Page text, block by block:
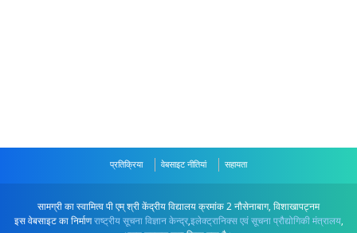
प्रतिक्रिया वेबसाइट नीतियां सहायता
सामग्री का स्वामित्व पी एम् श्री केंद्रीय विद्यालय क्रमांक 2 नौसेनाबाग, विशाखापट्नम
इस वेबसाइट का निर्माणराष्ट्रीय सूचना विज्ञान केन्द्र,इलेक्ट्रानिक्स एवं सूचना प्रौद्योगिकी मंत्रालय,